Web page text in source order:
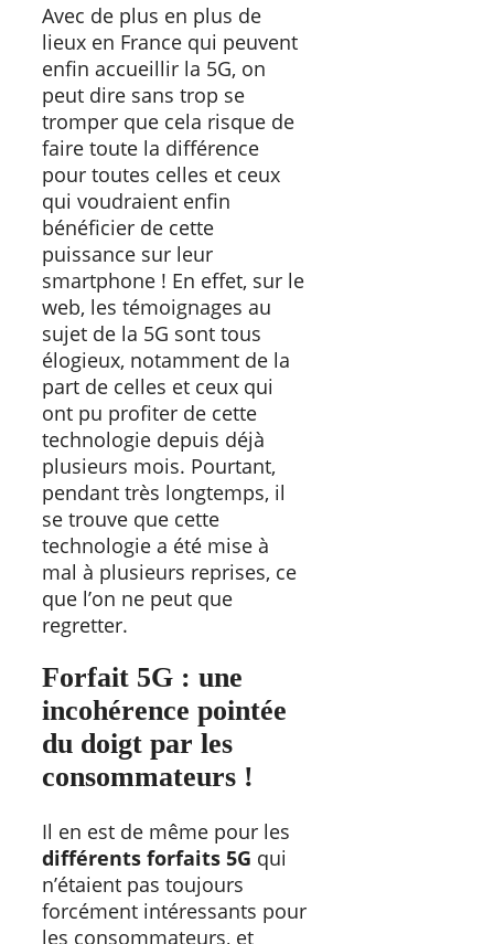
Avec de plus en plus de
lieux en France qui peuvent
enfin accueillir la 5G, on
peut dire sans trop se
tromper que cela risque de
faire toute la différence
pour toutes celles et ceux
qui voudraient enfin
bénéficier de cette
puissance sur leur
smartphone ! En effet, sur le
web, les témoignages au
sujet de la 5G sont tous
élogieux, notamment de la
part de celles et ceux qui
ont pu profiter de cette
technologie depuis déjà
plusieurs mois. Pourtant,
pendant très longtemps, il
se trouve que cette
technologie a été mise à
mal à plusieurs reprises, ce
que l’on ne peut que
regretter.
Forfait 5G : une
incohérence pointée
du doigt par les
consommateurs !
Il en est de même pour les
différents forfaits 5G qui
n’étaient pas toujours
forcément intéressants pour
les consommateurs, et